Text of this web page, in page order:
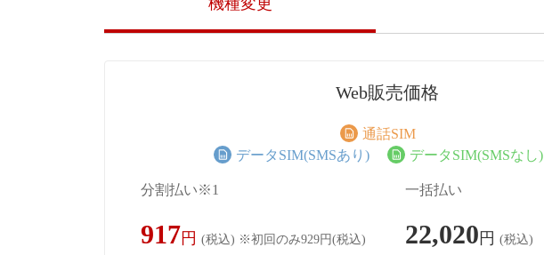
Web販売価格
通話SIM
データSIM(SMSあり)
データSIM(SMSなし)
分割払い※1
917円 (税込) ※初回のみ929円(税込)
一括払い
22,020円 (税込)